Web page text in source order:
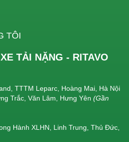
TÔI
TẢI NẶNG - RITAVO
TTTM Leparc, Hoàng Mai, Hà Nội
Trắc, Văn Lâm, Hưng Yên (Gần
Hành XLHN, Linh Trung, Thủ Đức,